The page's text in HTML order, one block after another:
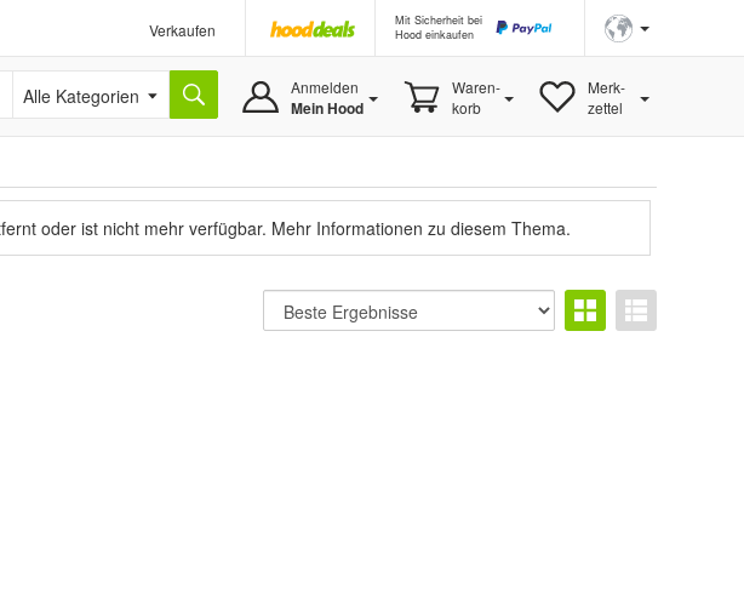
Verkaufen
Mit Sicherheit bei
Hood einkaufen
Alle Kategorien Anmelden
Mein Hood
Waren-
korb
Merk-
zettel
oder ist nicht mehr verfügbar. Mehr Informationen zu diesem Thema.